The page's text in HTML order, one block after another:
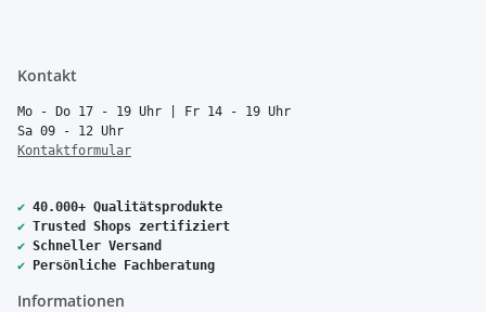
Kontakt
Mo - Do 17 - 19 Uhr | Fr 14 - 19 Uhr
Sa 09 - 12 Uhr
Kontaktformular
✔ 40.000+ Qualitätsprodukte
✔ Trusted Shops zertifiziert
✔ Schneller Versand
✔ Persönliche Fachberatung
Informationen